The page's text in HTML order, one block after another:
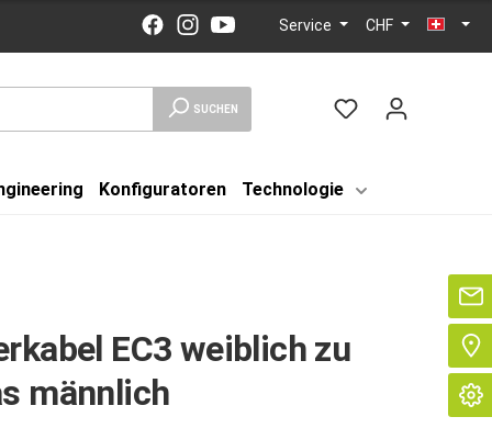
Service CHF
SUCHEN
Konfiguratoren Technologie
EC3 weiblich zu
männlich